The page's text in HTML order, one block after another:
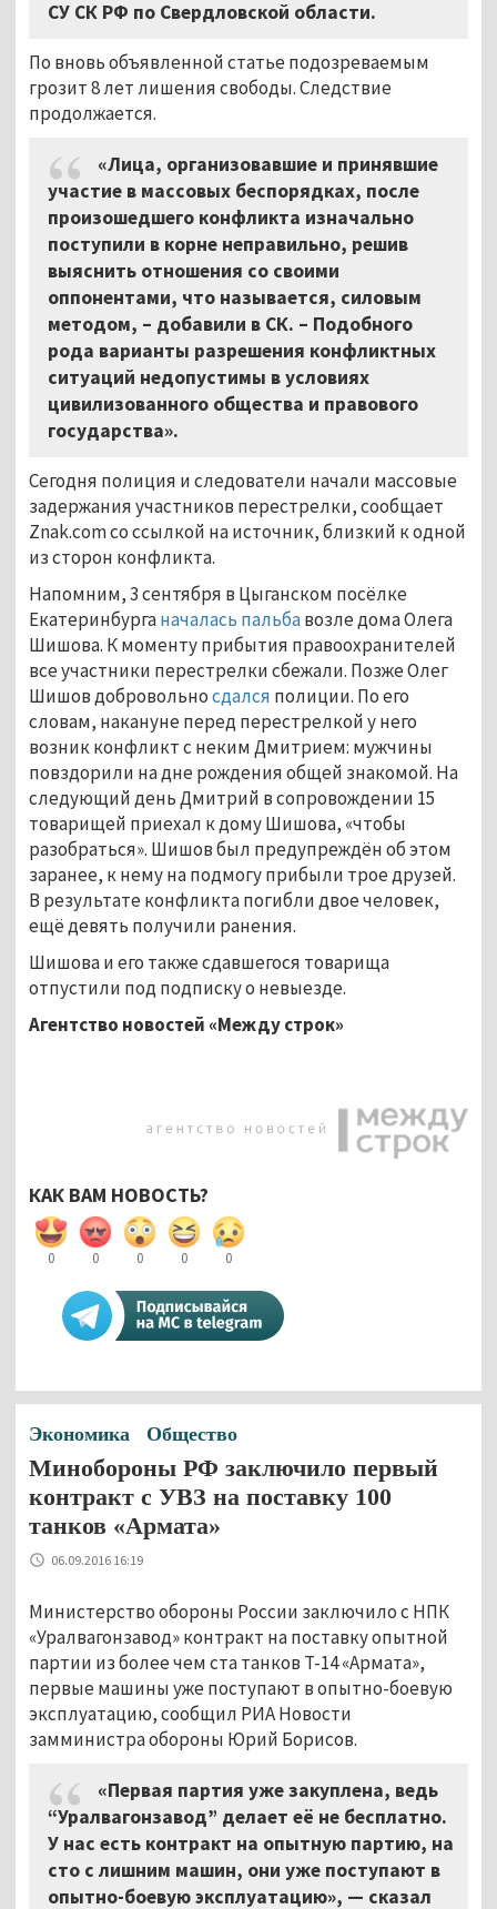
СУ СК РФ по Свердловской области.
По вновь объявленной статье подозреваемым
грозит 8 лет лишения свободы. Следствие
продолжается.
«Лица, организовавшие и принявшие
участие в массовых беспорядках, после
произошедшего конфликта изначально
поступили в корне неправильно, решив
выяснить отношения со своими
оппонентами, что называется, силовым
методом, – добавили в СК. – Подобного
рода варианты разрешения конфликтных
ситуаций недопустимы в условиях
цивилизованного общества и правового
государства».
Сегодня полиция и следователи начали массовые
задержания участников перестрелки, сообщает
Znak.com со ссылкой на источник, близкий к одной
из сторон конфликта.
Напомним, 3 сентября в Цыганском посёлке
Екатеринбурганачалась пальбавозле дома Олега
Шишова. К моменту прибытия правоохранителей
все участники перестрелки сбежали. Позже Олег
Шишов добровольносдался полиции. По его
словам, накануне перед перестрелкой у него
возник конфликт с неким Дмитрием: мужчины
повздорили на дне рождения общей знакомой. На
следующий день Дмитрий в сопровождении 15
товарищей приехал к дому Шишова, «чтобы
разобраться». Шишов был предупреждён об этом
заранее, к нему на подмогу прибыли трое друзей.
В результате конфликта погибли двое человек,
ещё девять получили ранения.
Шишова и его также сдавшегося товарища
отпустили под подписку о невыезде.
Агентство новостей «Между строк»
КАК ВАМ НОВОСТЬ?
0 0 0 0 0
Экономика Общество
Минобороны РФ заключило первый
контракт с УВЗ на поставку 100
танков «Армата»
06.09.2016 16:19
Министерство обороны России заключило с НПК
«Уралвагонзавод» контракт на поставку опытной
партии из более чем ста танков Т-14 «Армата»,
первые машины уже поступают в опытно-боевую
эксплуатацию, сообщил РИА Новости
замминистра обороны Юрий Борисов.
«Первая партия уже закуплена, ведь
“Уралвагонзавод” делает её не бесплатно.
У нас есть контракт на опытную партию, на
сто с лишним машин, они уже поступают в
опытно-боевую эксплуатацию», — сказал